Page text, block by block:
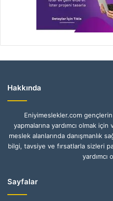
Hakkında
Eniyimeslekler.com
yapmalarına yardımcı olmak
meslek alanlarında danışmanlık
bilgi, tavsiye ve fırsatlarla sizleri
yardımcı
Sayfalar